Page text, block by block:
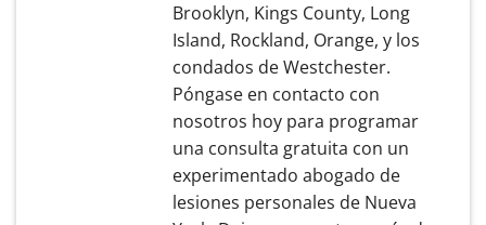
Brooklyn, Kings County, Long
Island, Rockland, Orange, y los
condados de Westchester.
Póngase en contacto con
nosotros hoy para programar
una consulta gratuita con un
experimentado abogado de
lesiones personales de Nueva